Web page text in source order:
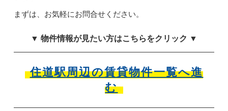
まずは、お気軽にお問合せください。
▼ 物件情報が見たい方はこちらをクリック ▼
住道駅周辺の賃貸物件一覧へ進
む